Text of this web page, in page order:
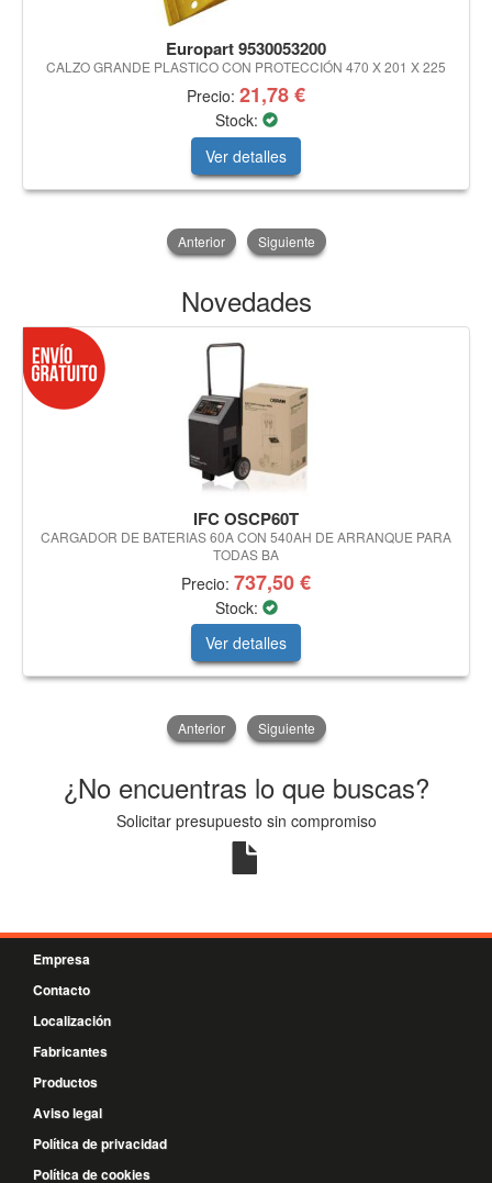
Europart 9530053200
CALZO GRANDE PLASTICO CON PROTECCIÓN 470 X 201 X 225
Precio: 21,78 €
Stock:
Ver detalles
Anterior Siguiente
Novedades
IFC OSCP60T
CARGADOR DE BATERIAS 60A CON 540AH DE ARRANQUE PARA
TODAS BA
Precio: 737,50 €
Stock:
Ver detalles
Anterior Siguiente
¿No encuentras lo que buscas?
Solicitar presupuesto sin compromiso
Empresa
Contacto
Localización
Fabricantes
Productos
Aviso legal
Política de privacidad
Política de cookies